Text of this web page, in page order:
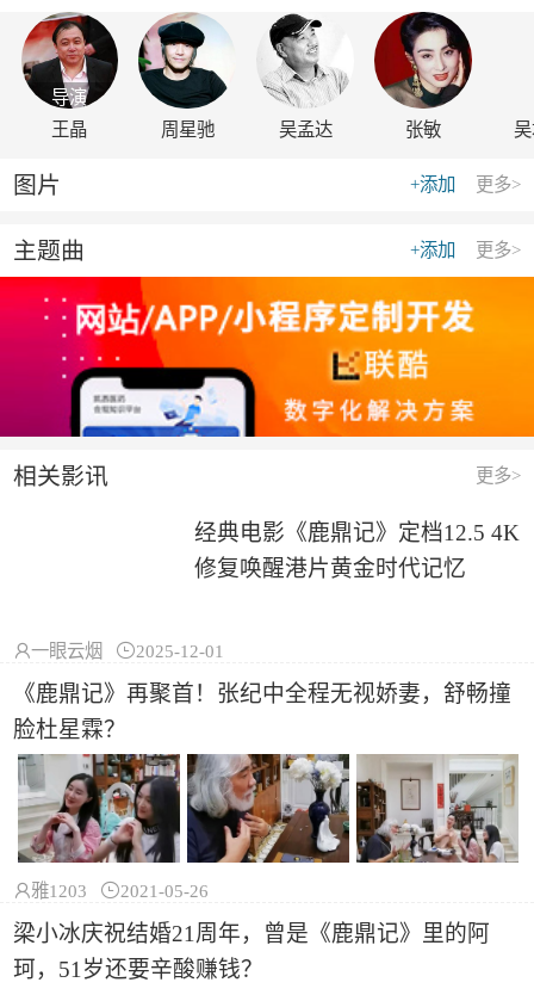
导演
王晶
周星驰 吴孟达 张敏
更多>
+添加
图片
更多>
+添加
主题曲
更多>
相关影讯
经典电影《鹿鼎记》定档12.5 4K
修复唤醒港片黄金时代记忆
一眼云烟 2025-12-01
《鹿鼎记》再聚首！张纪中全程无视娇妻，舒畅撞
脸杜星霖？
雅1203 2021-05-26
梁小冰庆祝结婚21周年，曾是《鹿鼎记》里的阿
珂，51岁还要辛酸赚钱？